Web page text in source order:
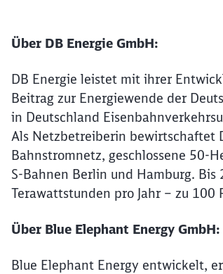
Über DB Energie GmbH:
DB Energie leistet mit ihrer
Beitrag zur Energiewende der
in Deutschland
Als Netzbetreiberin bewirtschaftet
Bahnstromnetz, geschlossene 50-
S-Bahnen Berlin und Hamburg.
Terawattstunden pro Jahr – zu 100
Über Blue Elephant Energy GmbH:
Blue Elephant Energy entwickelt,